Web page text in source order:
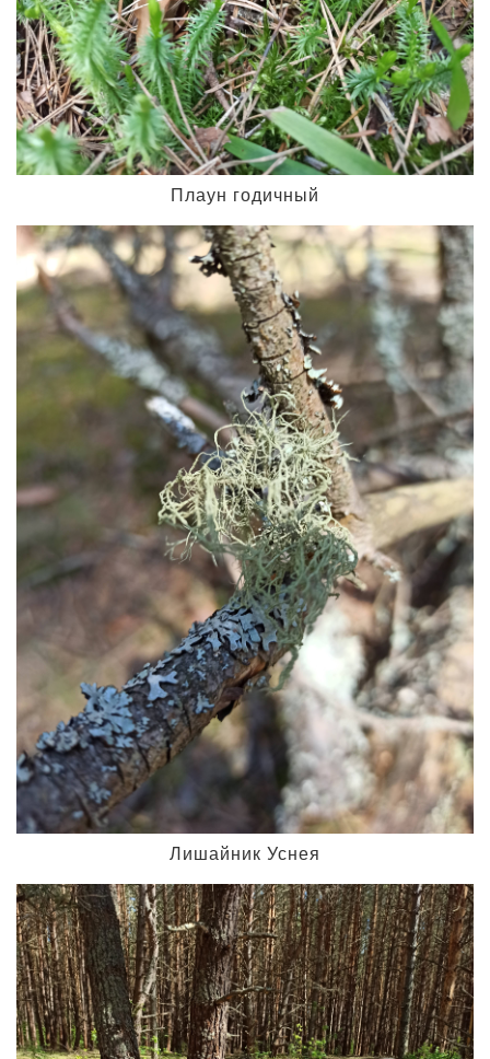
Плаун годичный
Лишайник Уснея